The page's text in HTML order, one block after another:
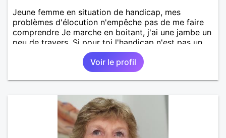
Jeune femme en situation de handicap, mes
problèmes d'élocution n'empêche pas de me faire
comprendre Je marche en boitant, j'ai une jambe un
peu de travers. Si pour toi l'handicap n'est pas un
obstacle, alors n'hésites pas!
Voir le profil